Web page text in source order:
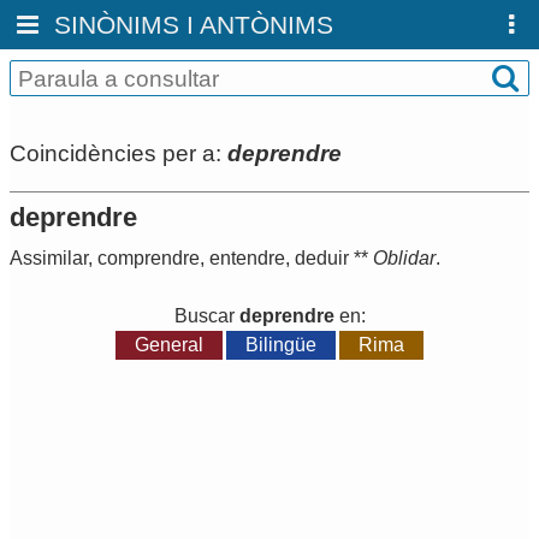
SINÒNIMS I ANTÒNIMS
Coincidències per a: deprendre
deprendre
Assimilar, comprendre, entendre, deduir ** Oblidar.
Buscar deprendreen:
General
Bilingüe Rima